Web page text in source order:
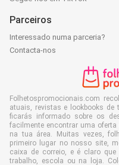
Parceiros
Interessado numa parceria?
Contacta-nos
Folhetospromocionais.com
atuais, revistas e lookbooks
ficarás informado sobre os
facilmente encontrar uma
na tua área. Muitas vezes,
primeiro lugar no nosso site,
caixa de correio, e é claro
trabalho, escola ou na loja.